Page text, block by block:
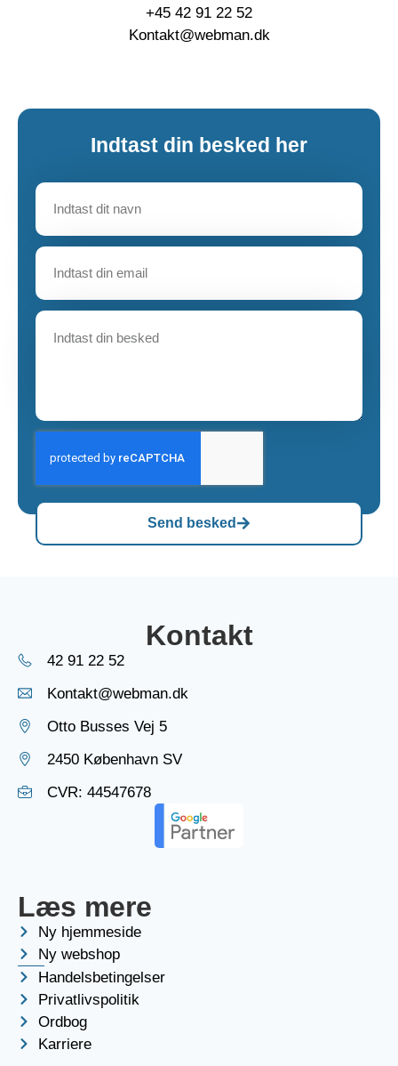
+45 42 91 22 52
Kontakt@webman.dk
Indtast din besked her
Send besked
Kontakt
42 91 22 52
Kontakt@webman.dk
Otto Busses Vej 5
2450 København SV
CVR: 44547678
Læs mere
Ny hjemmeside
Ny webshop
Handelsbetingelser
Privatlivspolitik
Ordbog
Karriere